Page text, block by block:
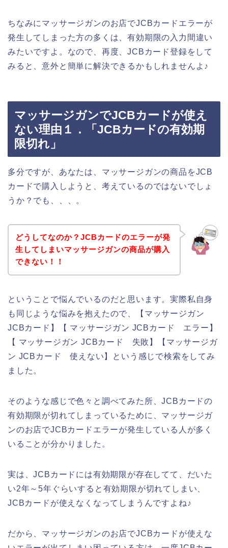
ちなみにマッサージガンのお店でJCBカードエラーが
発生してしまった方の多くは、有効期限の入力間違い
みたいですよ。なので、再度、JCBカード登録をして
みると、意外と簡単に解決できるかもしれませんよ♪
マッサージガンでJCBカードが使え
ない理由１．「JCBカードの有効期
限切れ」
多分ですが、あなたは、マッサージガンの商品をJCB
カードで購入しようと、考えているのではないでしょ
うか？でも、、、。
どうしてなのか？JCBカードのエラーが発
生してしまいマッサージガンの商品が購入
できない！！
ということで悩んでいるのだと思います。実際私自身
も同じような悩みを抱えたので、【マッサージガン
JCBカード】【 マッサージガン JCBカード エラー】
【 マッサージガン JCBカード 失敗】【マッサージガ
ン JCBカード 使えない】という感じで検索をしてみ
ました。
そのような感じで色々と調べてみた所、JCBカードの
有効期限が切れてしまっているために、マッサージガ
ンのお店でJCBカードエラーが発生している人が多く
いることが分かりました。
実は、JCBカードには有効期限が存在してて、だいた
い2年～5年ぐらいすると有効期限が切れてしまい、
JCBカードが使えなくなってしまうんですよね♪
だから、マッサージガンのお店でJCBカードが使えな